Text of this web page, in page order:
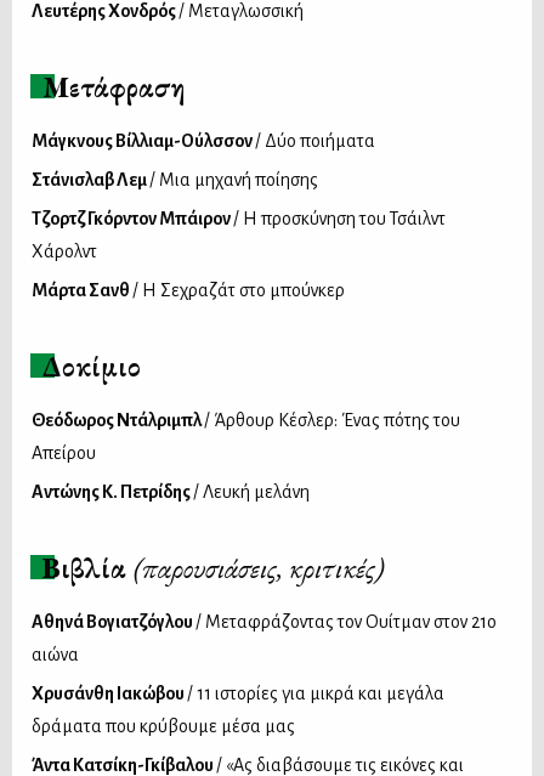
Λευτέρης Χονδρός/ Μεταγλωσσική
Μετάφραση
Μάγκνους Βίλλιαμ-Ούλσσον/ Δύο ποιήματα
Στάνισλαβ Λεμ/ Μια μηχανή ποίησης
Τζορτζ Γκόρντον Μπάιρον/ Η προσκύνηση του Τσάιλντ
Χάρολντ
Μάρτα Σανθ / Η Σεχραζάτ στο μπούνκερ
Δοκίμιο
Θεόδωρος Ντάλριμπλ/ Άρθουρ Κέσλερ: Ένας πότης του
Απείρου
Αντώνης Κ. Πετρίδης/ Λευκή μελάνη
Βιβλία(παρουσιάσεις, κριτικές)
Αθηνά Βογιατζόγλου / Μεταφράζοντας τον Ουίτμαν στον 21ο
αιώνα
Χρυσάνθη Ιακώβου / 11 ιστορίες για μικρά και μεγάλα
δράματα που κρύβουμε μέσα μας
Άντα Κατσίκη-Γκίβαλου / «Ας διαβάσουμε τις εικόνες και